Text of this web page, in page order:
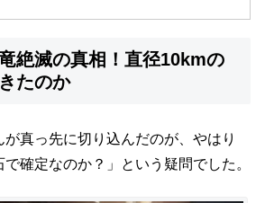
絶滅の真相！直径10kmの
たのか
真っ先に切り込んだのが、やはり
で確定なのか？」という疑問でした。